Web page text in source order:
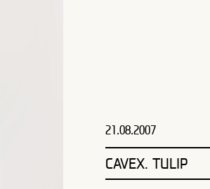
21.08.2007
CAVEX. TULIP